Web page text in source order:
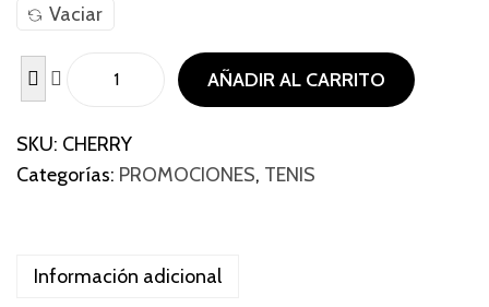
Vaciar
AÑADIR AL CARRITO
SKU: CHERRY
Categorías: PROMOCIONES, TENIS
Información adicional